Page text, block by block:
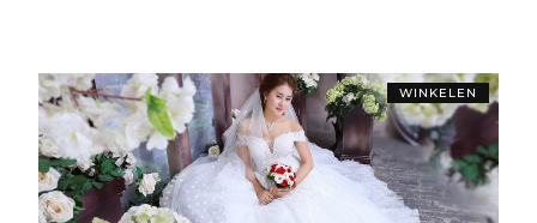
WINKELEN